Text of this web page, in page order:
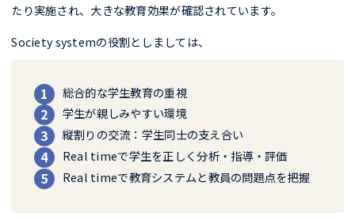
たり実施され、大きな教育効果が確認されています。
Society systemの役割としましては、
総合的な学生教育の重視
学生が親しみやすい環境
縦割りの交流：学生同士の支え合い
Real timeで学生を正しく分析・指導・評価
Real timeで教育システムと教員の問題点を把握